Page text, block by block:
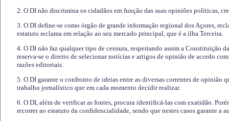
2. O DI não discrimina os cidadãos em função das suas opiniões políticas,
3. O DI define-se como órgão de grande informação regional dos Açores,
estatuto reclama em relação ao seu mercado principal, que é a ilha Terceira.
4. O DI não faz qualquer tipo de censura, respeitando assim a Constituição
reserva-se o direito de selecionar notícias e artigos de opinião de acordo
razões editoriais.
5. O DI garante o confronto de ideias entre as diversas correntes de opinião
trabalho jornalístico que em cada momento decidir realizar.
6. O DI, além de verificar as fontes, procura identificá-las com exatidão.
recorrer ao estatuto da confidencialidade, sendo que nestes casos garante a